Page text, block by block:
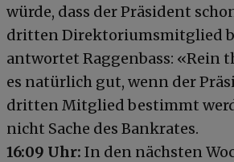
würde, dass der Präsident
dritten Direktoriumsmitglied
antwortet Raggenbass: «Rein
es natürlich gut, wenn der
dritten Mitglied bestimmt
nicht Sache des Bankrates.
16:09 Uhr: In den nächsten